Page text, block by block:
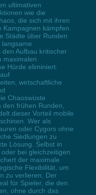
ultimativen
wie die
die sich mit ihren
kämpfen.
Städte über Runden
Aufbau kritischer
maximalen
Hürde eliminiert:
wirtschaftliche
Chaoswüste
frühen Runden,
dieser Vorteil mobile
Wer als
oder Cygors ohne
Siedlungen zu
Lösung. Selbst in
bei gleichzeitigen
der maximale
Flexibilität, um
zu verlieren. Der
für Spieler, die den
ohne durch das